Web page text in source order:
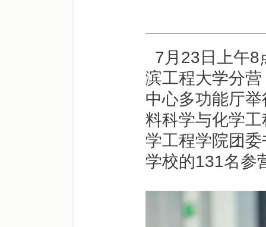
7月23日上午8
滨工程大学分
中心多功能厅
料科学与化学
学工程学院团
学校的131名参